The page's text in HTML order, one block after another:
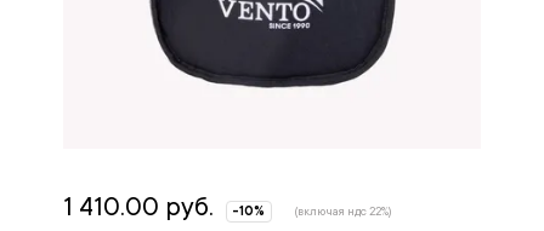
1 410.00 руб. -10% (включая ндс 22%)